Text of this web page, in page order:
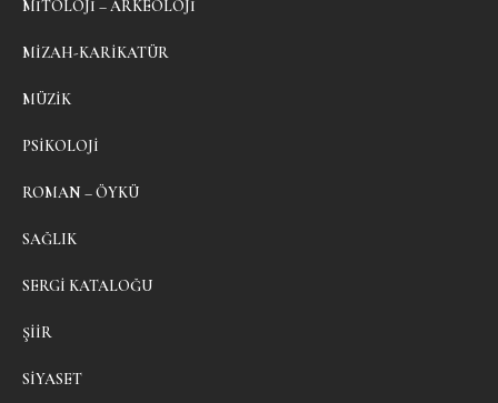
MITOLOJI – ARKEOLOJI
MIZAH-KARIKATÜR
MÜZIK
PSIKOLOJI
ROMAN – ÖYKÜ
SAĞLIK
SERGI KATALOĞU
ŞIIR
SIYASET